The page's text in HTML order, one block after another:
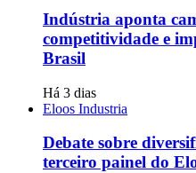
Indústria aponta
competitividade e
Brasil
Há 3 dias
Eloos Industria
Debate sobre
terceiro painel do